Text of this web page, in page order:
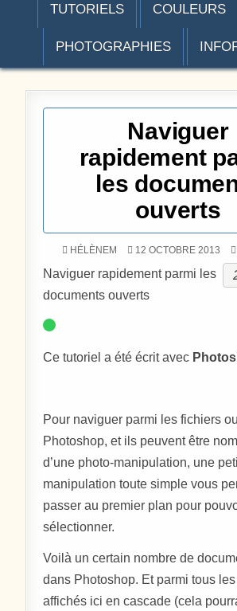
TUTORIELS COULEURS
PHOTOGRAPHIES
Naviguer
rapidement
les
ouverts
HÉLÈNEM 12 OCTOBRE 2013
Naviguer rapidement parmi les
documents ouverts
Ce tutoriel a été écrit avec
Pour naviguer parmi les fichiers
Photoshop, et ils peuvent être
d’une photo-manipulation, une
manipulation toute simple vous
passer au premier plan pour
sélectionner.
Voilà un certain nombre de
dans Photoshop. Et parmi tous
affichés ici en cascade (cela